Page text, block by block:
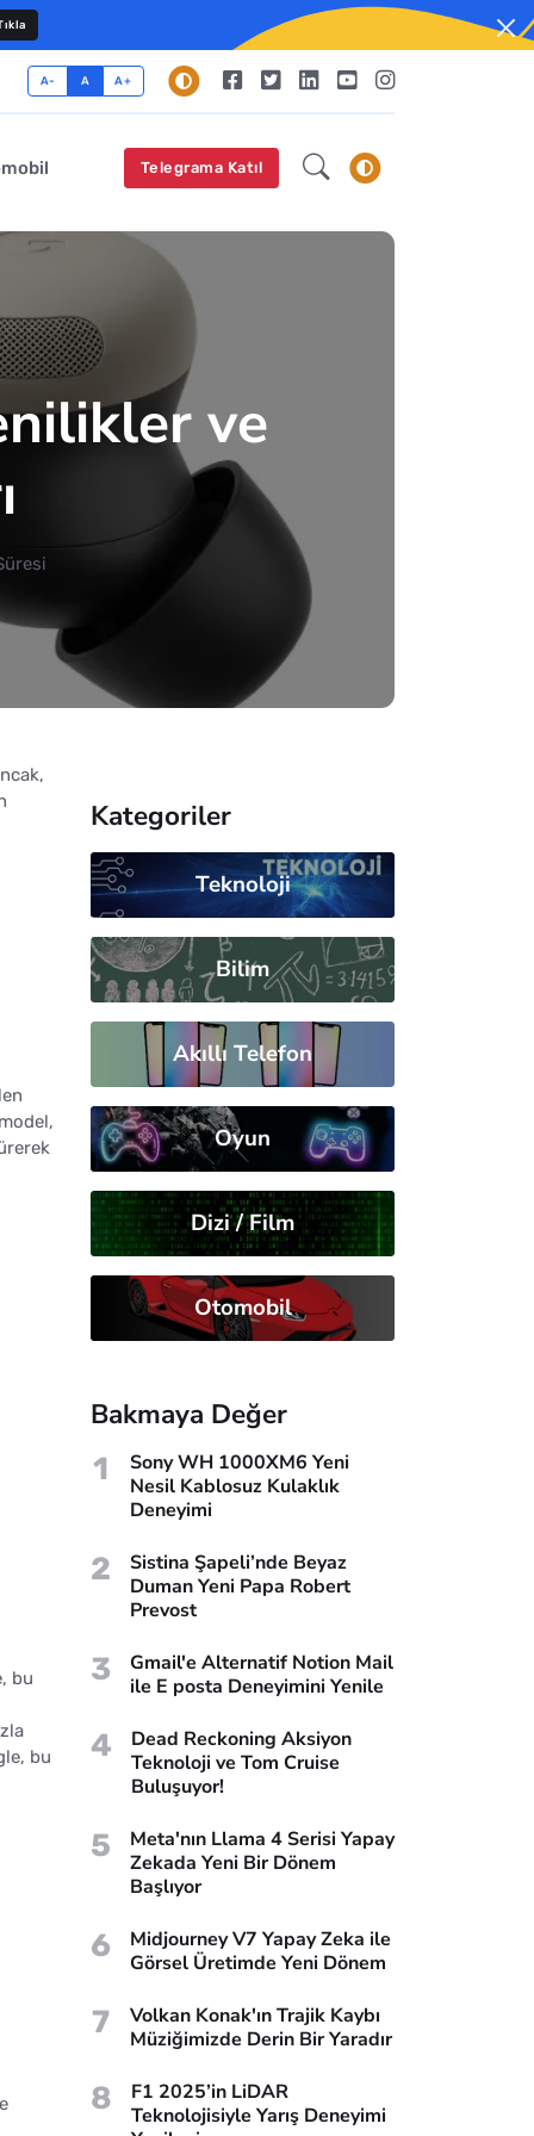
A- A A+
Telegrama Katıl
ve
bu
bu
Kategoriler
Teknoloji
Bilim
Akıllı Telefon
Oyun
Dizi / Film
Otomobil
Bakmaya Değer
1
Sony WH 1000XM6 Yeni
Nesil Kablosuz Kulaklık
Deneyimi
2
Sistina Şapeli’nde Beyaz
Duman Yeni Papa Robert
Prevost
3
Gmail'e Alternatif Notion Mail
ile E posta Deneyimini Yenile
4
Dead Reckoning Aksiyon
Teknoloji ve Tom Cruise
Buluşuyor!
5
Meta'nın Llama 4 Serisi Yapay
Zekada Yeni Bir Dönem
Başlıyor
6
Midjourney V7 Yapay Zeka ile
Görsel Üretimde Yeni Dönem
7
Volkan Konak'ın Trajik Kaybı
Müziğimizde Derin Bir Yaradır
8
F1 2025’in LiDAR
Teknolojisiyle Yarış Deneyimi